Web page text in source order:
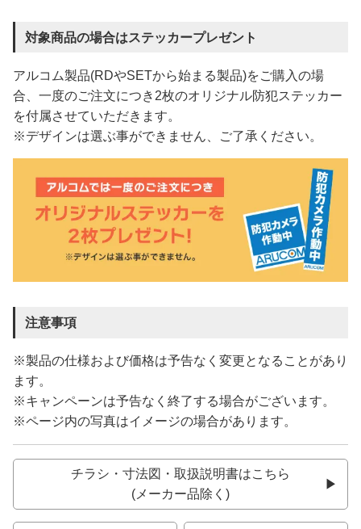
対象商品の場合はステッカープレゼント
アルコム製品(RDやSETから始まる製品)をご購入の場
合、一度のご注文につき2枚のオリジナル防犯ステッカー
を付属させていただきます。
※デザインは選ぶ事ができません、ご了承ください。
注意事項
※製品の仕様および価格は予告なく変更となることがあり
ます。
※キャンペーンは予告なく終了する場合がございます。
※ページ内の写真はイメージの場合があります。
チラシ・寸法図・取扱説明書はこちら
(メーカー品除く)